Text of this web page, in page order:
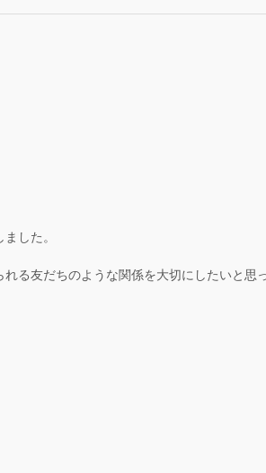
した。
る友だちのような関係を大切にしたいと思